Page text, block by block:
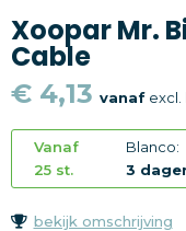
Textiel
Merken
Xoopar Mr.
Cable
€ 4,13 vanafexcl.
Vanaf
25 st.
Blanco:
3
bekijk omschrijving